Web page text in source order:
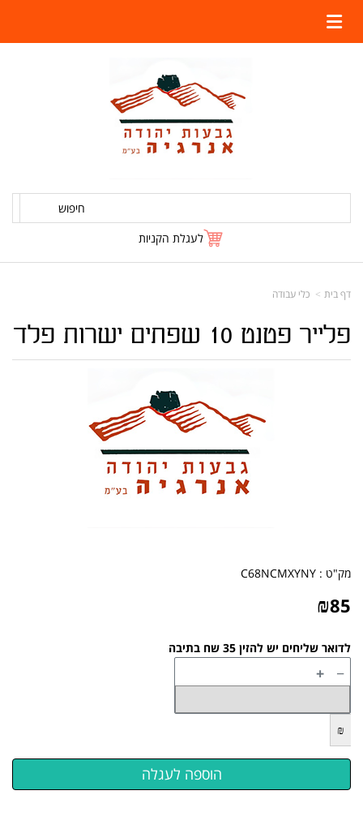
חיפוש
לעגלת הקניות
דף בית כלי עבודה
פלייר פטנט 10 שפתים ישרות פלד
מק"ט : C68NCMXYNY
₪85
לדואר שליחים יש להזין 35 שח בתיבה
−
+
₪